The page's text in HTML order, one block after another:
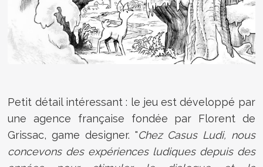
Petit détail intéressant : le jeu est développé par
une agence française fondée par Florent de
Grissac, game designer. "Chez Casus Ludi, nous
concevons des expériences ludiques depuis des